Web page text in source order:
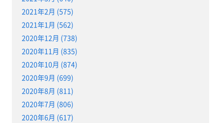
2021年2月 (575)
2021年1月 (562)
2020年12月 (738)
2020年11月 (835)
2020年10月 (874)
2020年9月 (699)
2020年8月 (811)
2020年7月 (806)
2020年6月 (617)